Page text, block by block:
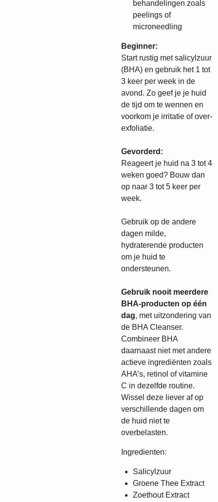
behandelingen zoals
peelings of
microneedling
Beginner:
Start rustig met salicylzuur
(BHA) en gebruik het 1 tot
3 keer per week in de
avond. Zo geef je je huid
de tijd om te wennen en
voorkom je irritatie of over-
exfoliatie.
Gevorderd:
Reageert je huid na 3 tot 4
weken goed? Bouw dan
op naar 3 tot 5 keer per
week.
Gebruik op de andere
dagen milde,
hydraterende producten
om je huid te
ondersteunen.
Gebruik nooit meerdere
BHA-producten op één
dag, met uitzondering van
de BHA Cleanser.
Combineer BHA
daarnaast niet met andere
actieve ingrediënten zoals
AHA’s, retinol of vitamine
C in dezelfde routine.
Wissel deze liever af op
verschillende dagen om
de huid niet te
overbelasten.
Ingredienten:
Salicylzuur
Groene Thee Extract
Zoethout Extract